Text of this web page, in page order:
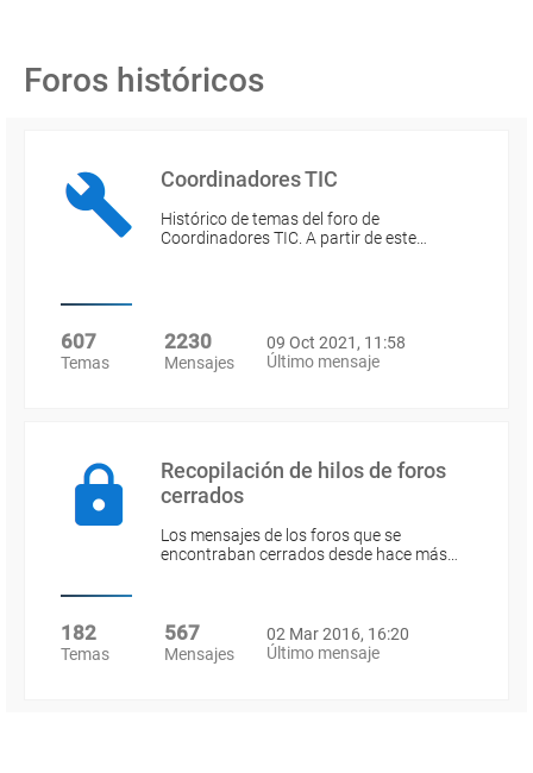
Foros históricos
Coordinadores TIC
Histórico de temas del foro de
Coordinadores TIC. A partir de este…
607
Temas
2230
Mensajes
09 Oct 2021, 11:58
Último mensaje
Recopilación de hilos de foros
cerrados
Los mensajes de los foros que se
encontraban cerrados desde hace más…
182
Temas
567
Mensajes
02 Mar 2016, 16:20
Último mensaje